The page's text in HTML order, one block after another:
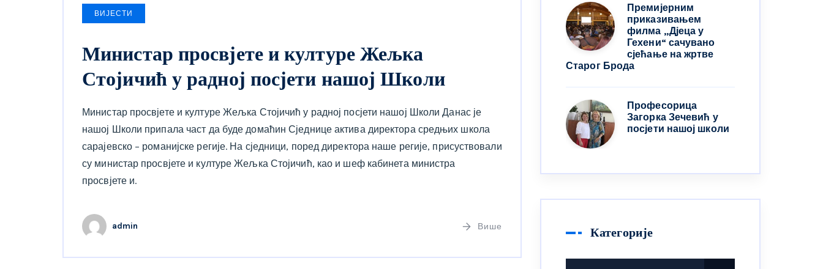
ВИЈЕСТИ
Министар просвјете и културе Жељка
Стојичић у радној посјети нашој Школи
Министар просвјете и културе Жељка Стојичић у радној посјети нашој Школи Данас је
нашој Школи припала част да буде домаћин Сједнице актива директора средњих школа
сарајевско – романијске регије. На сједници, поред директора наше регије, присуствовали
су министар просвјете и културе Жељка Стојичић, као и шеф кабинета министра
просвјете и.
admin Више
Премијерним
приказивањем
филма „Дјеца у
Гехени“ сачувано
сјећање на жртве
Старог Брода
Професорица
Загорка Зечевић у
посјети нашој школи
Категорије